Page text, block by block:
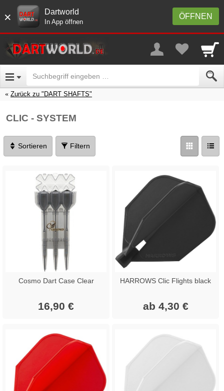
× ÖFFNEN
Dartworld
In App öffnen
Zurück zu "DART SHAFTS"
CLIC - SYSTEM
Sortieren Filtern
Cosmo Dart Case Clear
16,90 €
HARROWS Clic Flights black
ab 4,30 €